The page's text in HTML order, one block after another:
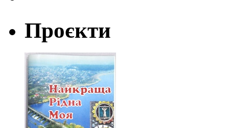
Проєкти